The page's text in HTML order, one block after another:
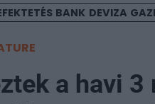
BANK DEVIZA
a havi